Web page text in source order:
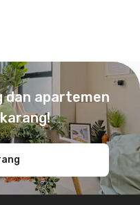
dan apartemen